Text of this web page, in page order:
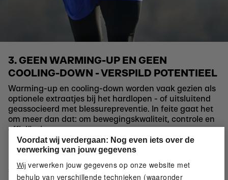
3. GEEN WARMING-UP EN GEEN
COOLING-DOWN - VERSPILD POTENTIEEL
Warming-up en cooling-down worden vaak gezien als
optionele extraatjes bij het hardlopen - of uitsluitend
geassocieerd met blessurepreventie. In feite gaat het
om meer dan dat: om bewegingskwaliteit, controle en
efficiëntie.
Inlopen ≠ warming-up:
Het inlopen heeft betrekking op de overgang van rust
naar inspanning - het hart, de ademhaling en de
stofwisseling gaan langzaam omhoog als het tempo
Voordat wij verdergaan: Nog even iets over de
verwerking van jouw gegevens
Wij verwerken jouw gegevens op onze website met
behulp van verschillende technieken (waaronder